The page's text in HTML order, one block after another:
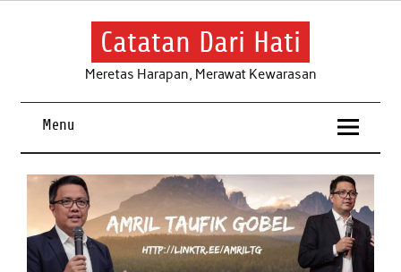
Skip
Catatan Dari Hati
Meretas Harapan, Merawat Kewarasan
Menu